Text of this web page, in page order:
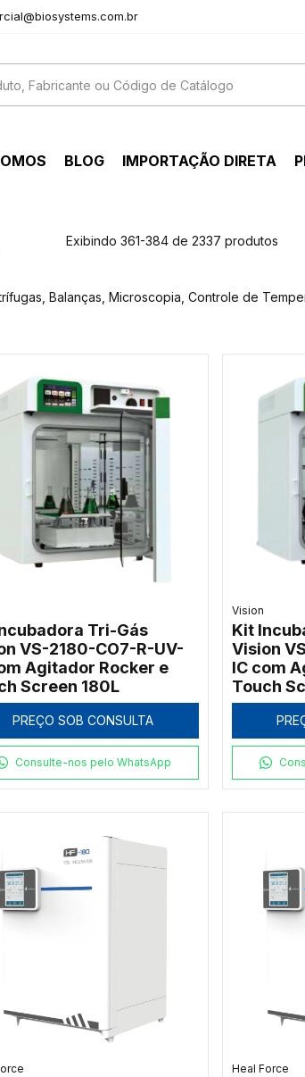
BLOG IMPORTAÇÃO DIRETA
Exibindo 361-384 de 2337 produtos
Balanças, Microscopia, Controle de
Tri-Gás
VS-2180-CO7-R-UV-
Agitador Rocker e
Screen 180L
PREÇO SOB CONSULTA
Consulte-nos pelo WhatsApp
Vision
Kit
Vision
IC com
Touch
Heal Force